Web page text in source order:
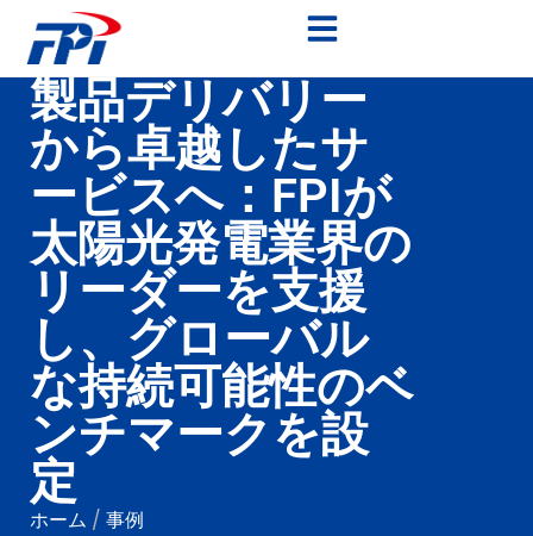
製品デリバリー
から卓越したサ
ービスへ：FPIが
太陽光発電業界の
リーダーを支援
し、グローバル
な持続可能性のベ
ンチマークを設
定
ホーム / 事例